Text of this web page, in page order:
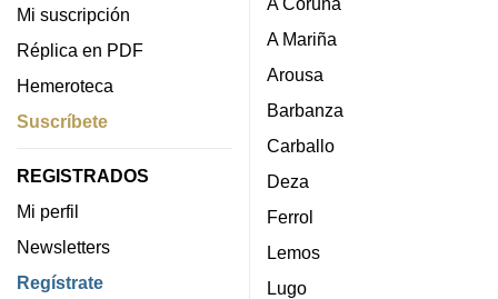
Mi suscripción
Réplica en PDF
Hemeroteca
Suscríbete
REGISTRADOS
Mi perfil
Newsletters
Regístrate
A Mariña
Arousa
Barbanza
Carballo
Deza
Ferrol
Lemos
Lugo